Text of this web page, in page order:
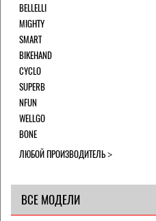
BELLELLI
MIGHTY
SMART
BIKEHAND
CYCLO
SUPERB
NFUN
WELLGO
BONE
ЛЮБОЙ ПРОИЗВОДИТЕЛЬ
ВСЕ МОДЕЛИ